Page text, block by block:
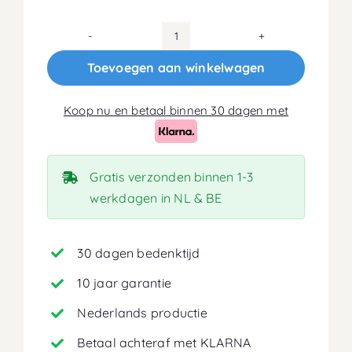
90x200
Matras
Toevoegen aan winkelwagen
Koop nu en betaal binnen 30 dagen met
Gratis verzonden binnen 1-3
werkdagen in NL & BE
30 dagen bedenktijd
10 jaar garantie
Nederlands productie
Betaal achteraf met KLARNA